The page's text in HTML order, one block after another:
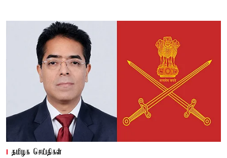
தமிழக செய்திகள்